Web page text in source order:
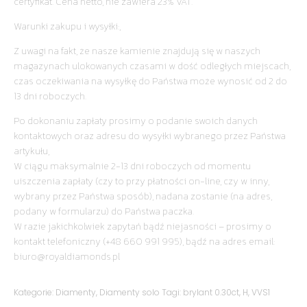
Warunki zakupu i wysyłki:,
Z uwagi na fakt, że nasze kamienie znajdują się w naszych
magazynach ulokowanych czasami w dość odległych miejscach,
czas oczekiwania na wysyłkę do Państwa może wynosić od 2 do
13 dni roboczych.
Po dokonaniu zapłaty prosimy o podanie swoich danych
kontaktowych oraz adresu do wysyłki wybranego przez Państwa
artykułu,
W ciągu maksymalnie 2-13 dni roboczych od momentu
uiszczenia zapłaty (czy to przy płatności on-line, czy w inny,
wybrany przez Państwa sposób), nadana zostanie (na adres,
podany w formularzu) do Państwa paczka.
W razie jakichkolwiek zapytań bądź niejasności – prosimy o
kontakt telefoniczny (+48 660 991 995), bądź na adres email:
biuro@royaldiamonds.pl
Kategorie: Diamenty, Diamenty solo Tagi: brylant 0.30ct, H,VVS1